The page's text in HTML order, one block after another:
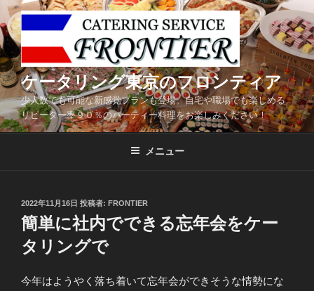
コ
ン
テ
ン
ツ
へ
キ
ケータリング東京のフロンティア
少人数でも可能な新感覚プランも登場。自宅や職場でも楽しめる
リピーター率９０％のパーティー料理をお楽しみください！
メニュー
投
稿
日:
2022年11月16日 投稿者: FRONTIER
簡単に社内でできる忘年会をケー
タリングで
今年はようやく落ち着いて忘年会ができそうな情勢にな